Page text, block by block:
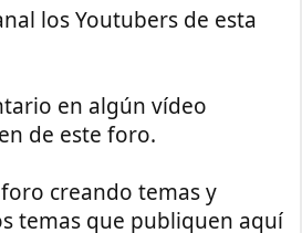
los Youtubers de esta
en algún vídeo
de este foro.
creando temas y
temas que publiquen aquí